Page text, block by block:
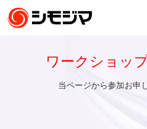
ワークショッ
当ページから参加お申